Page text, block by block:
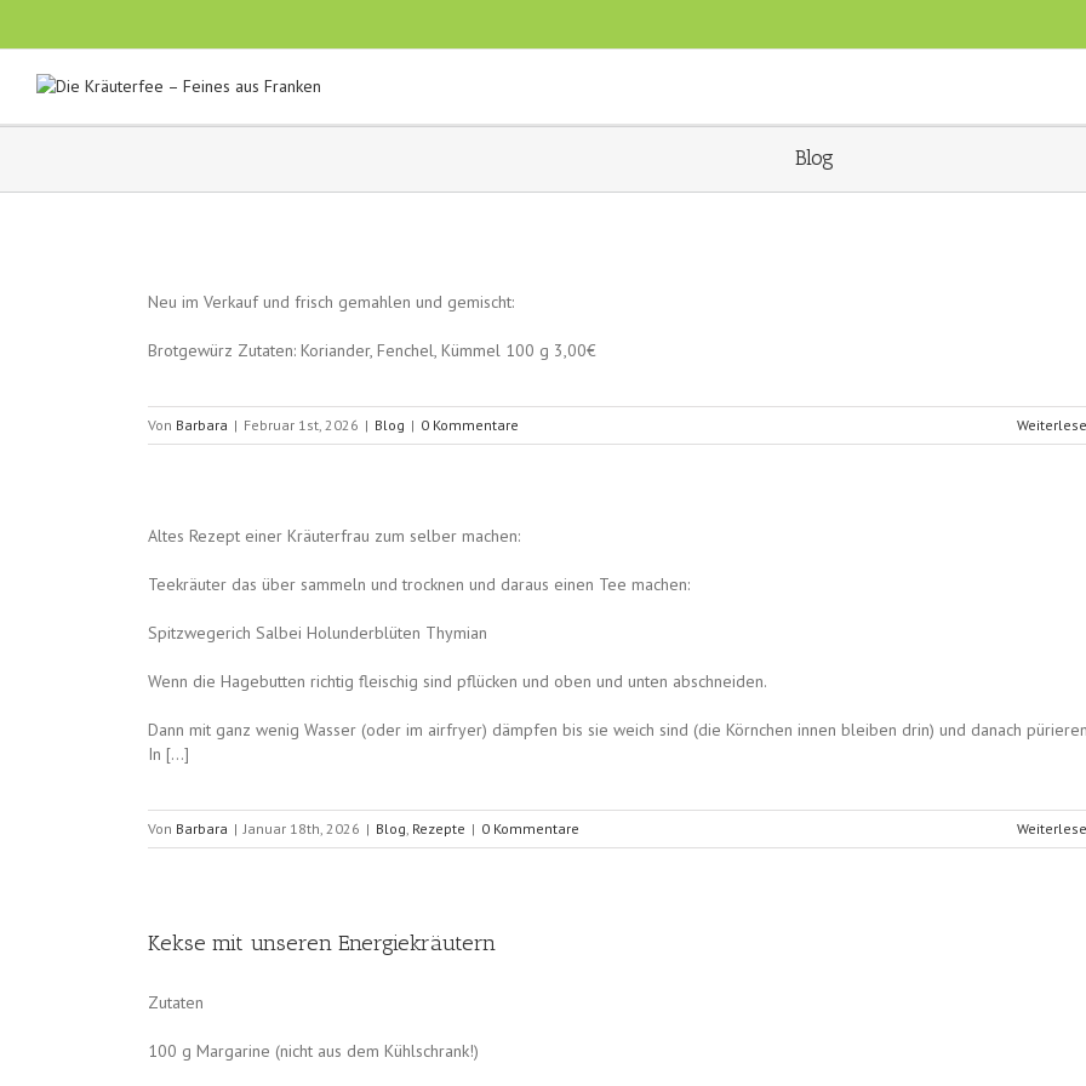
Blog
Neu im Verkauf und frisch gemahlen und gemischt:
Brotgewürz Zutaten: Koriander, Fenchel, Kümmel 100 g 3,00€
Von Barbara | Februar 1st, 2026 | Blog | 0 Kommentare
Altes Rezept einer Kräuterfrau zum selber machen:
Teekräuter das über sammeln und trocknen und daraus einen Tee machen:
Spitzwegerich Salbei Holunderblüten Thymian
Wenn die Hagebutten richtig fleischig sind pflücken und oben und unten abschneiden.
Dann mit ganz wenig Wasser (oder im airfryer) dämpfen bis sie weich sind (die Körnchen innen bleiben drin) und danach
In […]
Von Barbara | Januar 18th, 2026 | Blog, Rezepte | 0 Kommentare
Kekse mit unseren Energiekräutern
Zutaten
100 g Margarine (nicht aus dem Kühlschrank!)